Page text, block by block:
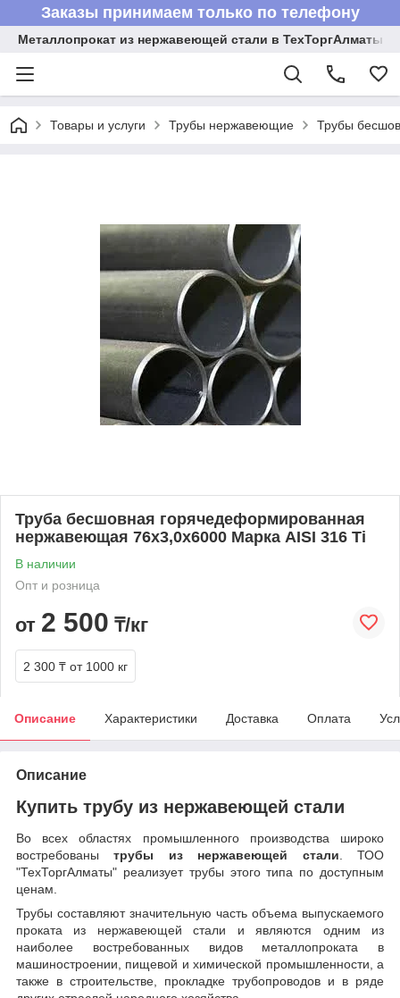
Заказы принимаем только по телефону
Металлопрокат из нержавеющей стали в ТехТоргАлматы
Товары и услуги Трубы нержавеющие Трубы
Труба бесшовная горячедеформированная
нержавеющая 76х3,0х6000 Марка AISI 316 Ti
В наличии
Опт и розница
от 2 500 ₸/кг
2 300 ₸ от 1000 кг
Описание Характеристики Доставка Оплата
Описание
Купить трубу из нержавеющей стали
Во всех областях промышленного производства широко
востребованытрубы из нержавеющей стали. ТОО
"ТехТоргАлматы" реализует трубы этого типа по доступным
ценам.
Трубы составляют значительную часть объема выпускаемого
проката из нержавеющей стали и являются одним из
наиболее востребованных видов металлопроката в
машиностроении, пищевой и химической промышленности, а
также в строительстве, прокладке трубопроводов и в ряде